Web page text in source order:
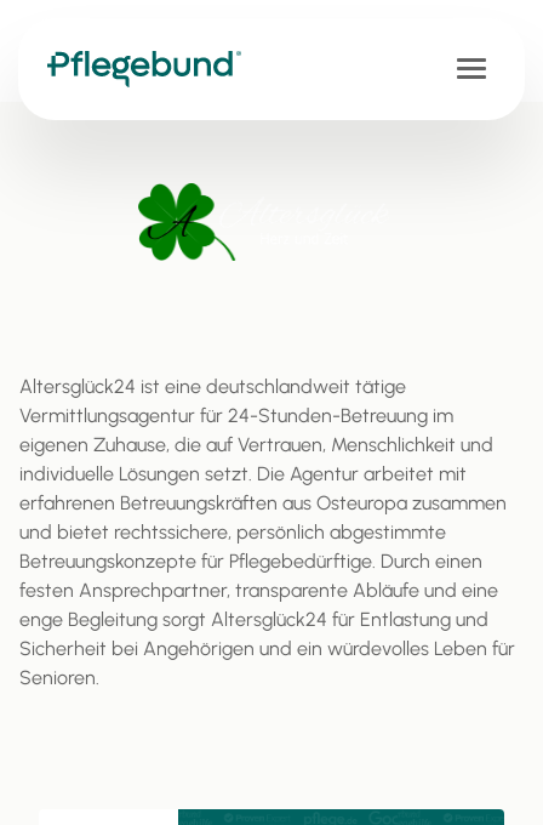
Altersglück24 ist eine deutschlandweit tätige
Vermittlungsagentur für 24-Stunden-Betreuung im
eigenen Zuhause, die auf Vertrauen, Menschlichkeit und
individuelle Lösungen setzt. Die Agentur arbeitet mit
erfahrenen Betreuungskräften aus Osteuropa zusammen
und bietet rechtssichere, persönlich abgestimmte
Betreuungskonzepte für Pflegebedürftige. Durch einen
festen Ansprechpartner, transparente Abläufe und eine
enge Begleitung sorgt Altersglück24 für Entlastung und
Sicherheit bei Angehörigen und ein würdevolles Leben für
Senioren.